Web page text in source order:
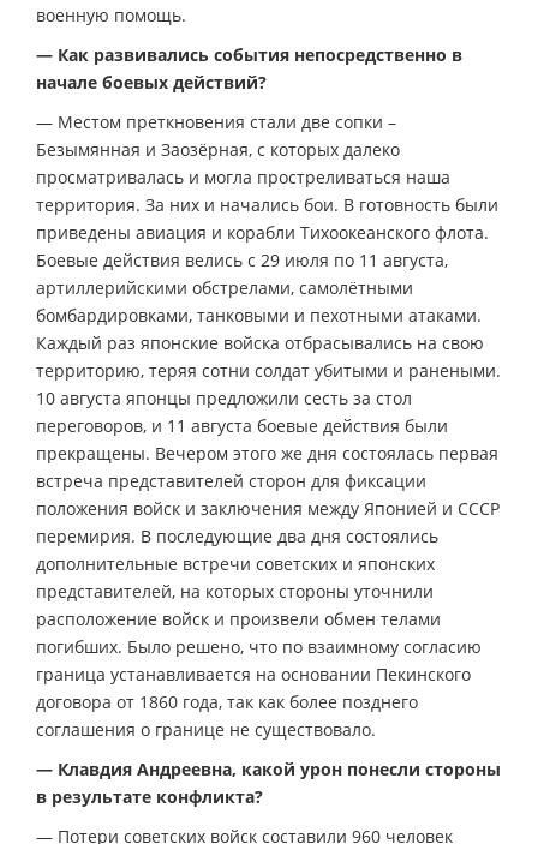
военную помощь.
— Как развивались события непосредственно в
начале боевых действий?
— Местом преткновения стали две сопки –
Безымянная и Заозёрная, с которых далеко
просматривалась и могла простреливаться наша
территория. За них и начались бои. В готовность были
приведены авиация и корабли Тихоокеанского флота.
Боевые действия велись с 29 июля по 11 августа,
артиллерийскими обстрелами, самолётными
бомбардировками, танковыми и пехотными атаками.
Каждый раз японские войска отбрасывались на свою
территорию, теряя сотни солдат убитыми и ранеными.
10 августа японцы предложили сесть за стол
переговоров, и 11 августа боевые действия были
прекращены. Вечером этого же дня состоялась первая
встреча представителей сторон для фиксации
положения войск и заключения между Японией и СССР
перемирия. В последующие два дня состоялись
дополнительные встречи советских и японских
представителей, на которых стороны уточнили
расположение войск и произвели обмен телами
погибших. Было решено, что по взаимному согласию
граница устанавливается на основании Пекинского
договора от 1860 года, так как более позднего
соглашения о границе не существовало.
— Клавдия Андреевна, какой урон понесли стороны
в результате конфликта?
— Потери советских войск составили 960 человек